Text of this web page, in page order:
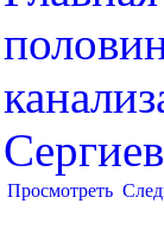
Просмотреть